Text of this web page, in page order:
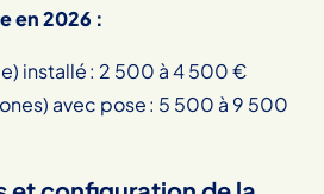
en 2026 :
installé : 2 500 à 4 500 €
avec pose : 5 500 à 9 500